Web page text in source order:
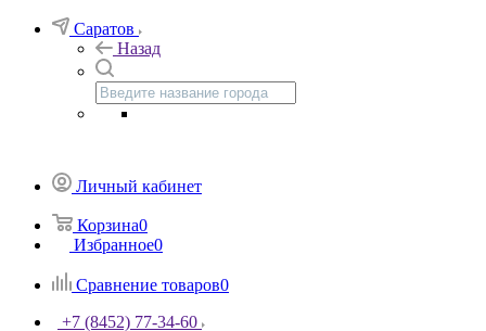
Саратов
Назад
Личный кабинет
Корзина0
Избранное0
Сравнение товаров0
+7 (8452) 77-34-60